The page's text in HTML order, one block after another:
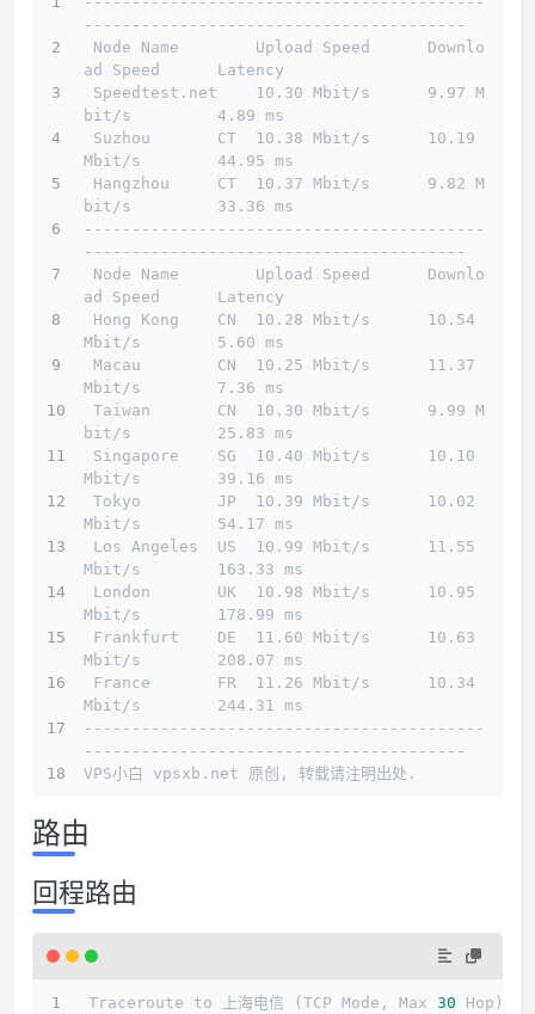
----------------------------------------
------------------------------------------
----------------------------------------
------------------------------------------
----------------------------------------
VPS小白 vpsxb.net 原创, 转载请注明出处.
路由
回程路由
Traceroute to 上海电信 (TCP Mode, Max 30 Hop)